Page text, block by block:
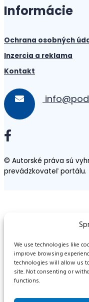
We use technologies like
improve browsing
technologies will allow us
site. Not consenting or
functions.
Informácie
Ochrana osobných
Inzercia a reklama
Kontakt
© Autorské práva sú
prevádzkovateľ portálu.